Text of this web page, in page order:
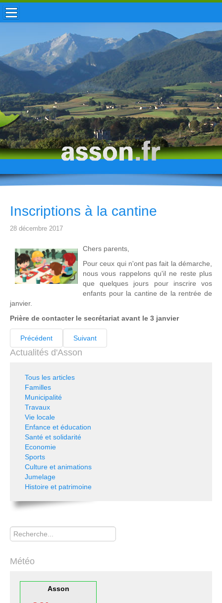
ACCUEIL / INFOS
MUNICIPALITÉ
VIE LOCALE
ENFANCE
TOURISME
HISTOIRE
Inscriptions à la cantine
28 décembre 2017
Chers parents,
Pour ceux qui n'ont pas fait la démarche,
nous vous rappelons qu'il ne reste plus
que quelques jours pour inscrire vos
enfants pour la cantine de la rentrée de
janvier.
Prière de contacter le secrétariat avant le 3 janvier
Précédent Suivant
Actualités d'Asson
Tous les articles
Familles
Municipalité
Travaux
Vie locale
Enfance et éducation
Santé et solidarité
Economie
Sports
Culture et animations
Jumelage
Histoire et patrimoine
Rechercher
Météo
Asson